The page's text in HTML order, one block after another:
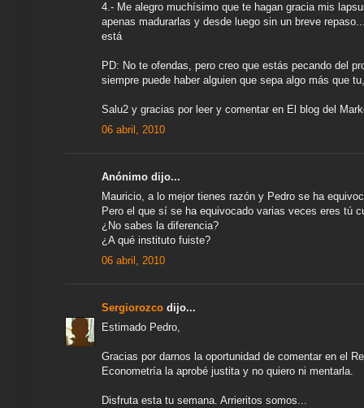
4.- Me alegro muchísimo que te hagan gracia mis
apenas madurarlas y desde luego sin un breve
está
PD: No te ofendas, pero creo que estás pecando del
siempre puede haber alguien que sepa algo más que
Salu2 y gracias por leer y comentar en El blog del
06 abril, 2010
Anónimo dijo...
Mauricio, a lo mejor tienes razón y Pedro se ha
Pero el que sí se ha equivocado varias veces eres tú
¿No sabes la diferencia?
¿A qué instituto fuiste?
06 abril, 2010
Sergiorozco dijo...
Estimado Pedro,
Gracias por darnos la oportunidad de comentar en el
Econometría la aprobé justita y no quiero ni mentarla.
Disfruta esta tu semana. Arrieritos somos...